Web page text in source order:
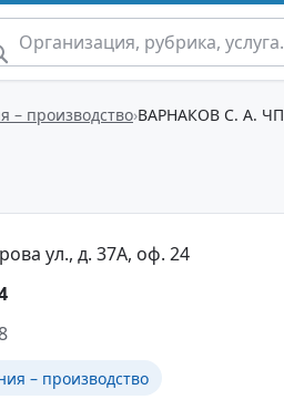
– производство ВАРНАКОВ С. А. ЧП
ул., д. 37А, оф. 24
– производство